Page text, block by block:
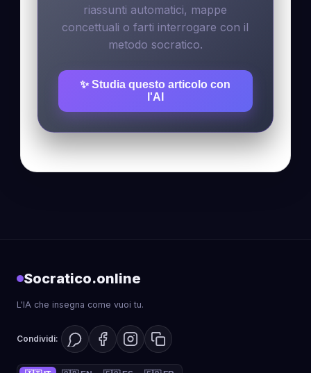
riassunti automatici, mappe
concettuali o farti interrogare con il
metodo socratico.
✨ Studia questo articolo con
l'AI
Socratico.online
L'IA che insegna come vuoi tu.
Condividi: